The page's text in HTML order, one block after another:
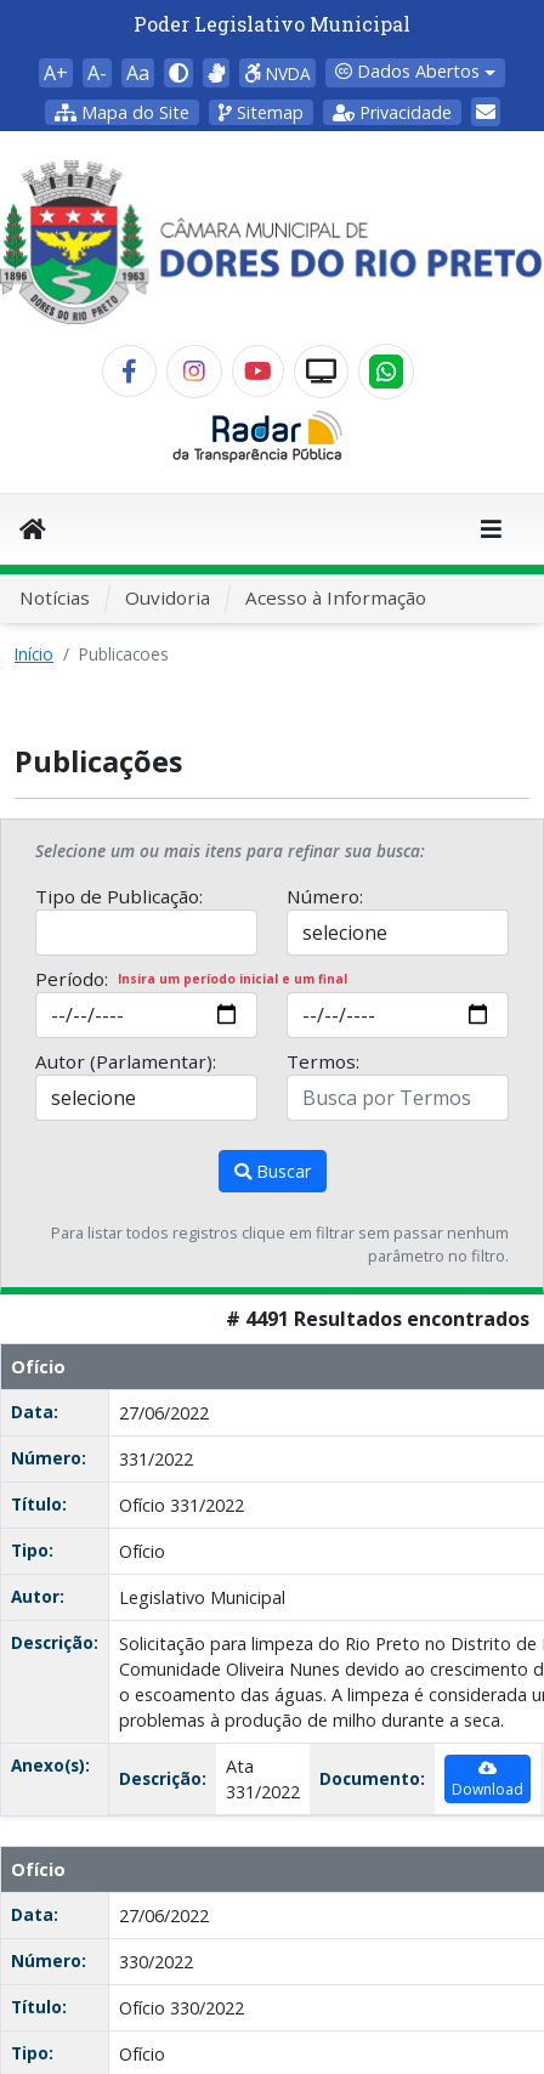
Poder Legislativo Municipal
A+ A- Aa NVDA
Dados Abertos
Mapa do Site
Sitemap Privacidade
Notícias Ouvidoria Acesso à Informação
Início Publicacoes
Publicações
Selecione um ou mais itens para refinar sua busca:
Tipo de Publicação: Número:
Período: Insira um período inicial e um final
Autor (Parlamentar): Termos:
Buscar
Para listar todos registros clique em filtrar sem passar nenhum
parâmetro no filtro.
# 4491 Resultados encontrados
Ofício
Data:
27/06/2022
Número:
331/2022
Título:
Ofício 331/2022
Tipo:
Ofício
Autor:
Legislativo Municipal
Descrição:
Solicitação para limpeza do Rio Preto no Distrito de
Comunidade Oliveira Nunes devido ao crescimento
o escoamento das águas. A limpeza é considerada
problemas à produção de milho durante a seca.
Anexo(s):
Descrição:
Ata
331/2022
Documento: Download
Ofício
Data:
27/06/2022
Número:
330/2022
Título:
Ofício 330/2022
Tipo:
Ofício